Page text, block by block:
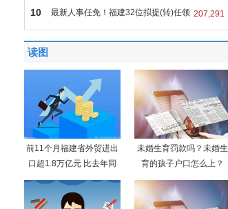
成 207,291
10 最新人事任免！福建32位拟提(转)任领
导
读图
前11个月福建省外贸进出
口超1.8万亿元 比去年同
未婚生育罚款吗？未婚生
育的孩子户口怎么上？